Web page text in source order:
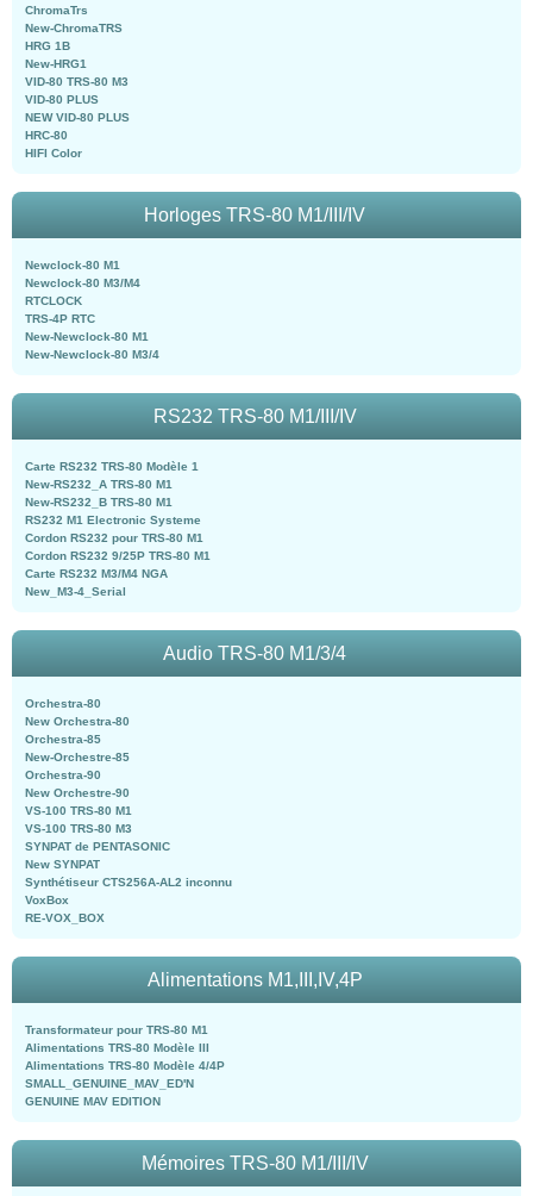
ChromaTrs
New-ChromaTRS
HRG 1B
New-HRG1
VID-80 TRS-80 M3
VID-80 PLUS
NEW VID-80 PLUS
HRC-80
HIFI Color
Horloges TRS-80 M1/III/IV
Newclock-80 M1
Newclock-80 M3/M4
RTCLOCK
TRS-4P RTC
New-Newclock-80 M1
New-Newclock-80 M3/4
RS232 TRS-80 M1/III/IV
Carte RS232 TRS-80 Modèle 1
New-RS232_A TRS-80 M1
New-RS232_B TRS-80 M1
RS232 M1 Electronic Systeme
Cordon RS232 pour TRS-80 M1
Cordon RS232 9/25P TRS-80 M1
Carte RS232 M3/M4 NGA
New_M3-4_Serial
Audio TRS-80 M1/3/4
Orchestra-80
New Orchestra-80
Orchestra-85
New-Orchestre-85
Orchestra-90
New Orchestre-90
VS-100 TRS-80 M1
VS-100 TRS-80 M3
SYNPAT de PENTASONIC
New SYNPAT
Synthétiseur CTS256A-AL2 inconnu
VoxBox
RE-VOX_BOX
Alimentations M1,III,IV,4P
Transformateur pour TRS-80 M1
Alimentations TRS-80 Modèle III
Alimentations TRS-80 Modèle 4/4P
SMALL_GENUINE_MAV_ED'N
GENUINE MAV EDITION
Mémoires TRS-80 M1/III/IV